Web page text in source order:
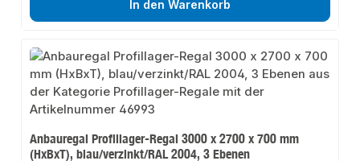
In den Warenkorb
Anbauregal Profillager-Regal 3000 x 2700 x 700 mm
(HxBxT), blau/verzinkt/RAL 2004, 3 Ebenen